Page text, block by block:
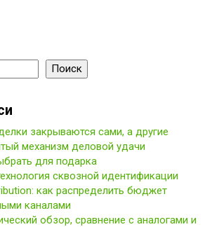
Поиск
закрываются сами, а другие
механизм деловой удачи
для подарка
сквозной идентификации
как распределить бюджет
каналами
обзор, сравнение с аналогами и